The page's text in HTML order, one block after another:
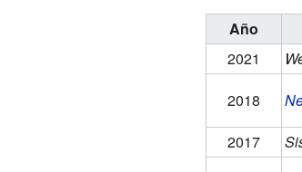
Año
2021
2018
2017